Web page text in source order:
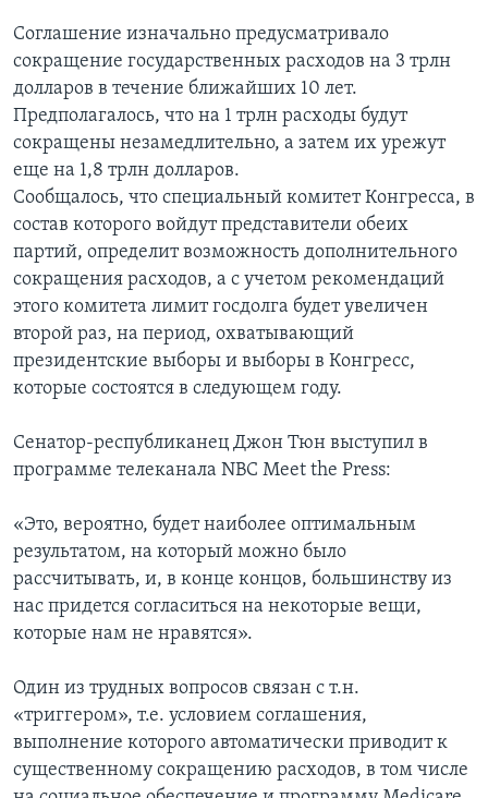
Соглашение изначально предусматривало
сокращение государственных расходов на 3 трлн
долларов в течение ближайших 10 лет.
Предполагалось, что на 1 трлн расходы будут
сокращены незамедлительно, а затем их урежут
еще на 1,8 трлн долларов.
Сообщалось, что специальный комитет Конгресса, в
состав которого войдут представители обеих
партий, определит возможность дополнительного
сокращения расходов, а с учетом рекомендаций
этого комитета лимит госдолга будет увеличен
второй раз, на период, охватывающий
президентские выборы и выборы в Конгресс,
которые состоятся в следующем году.
Сенатор-республиканец Джон Тюн выступил в
программе телеканала NBC Meet the Press:
«Это, вероятно, будет наиболее оптимальным
результатом, на который можно было
рассчитывать, и, в конце концов, большинству из
нас придется согласиться на некоторые вещи,
которые нам не нравятся».
Один из трудных вопросов связан с т.н.
«триггером», т.е. условием соглашения,
выполнение которого автоматически приводит к
существенному сокращению расходов, в том числе